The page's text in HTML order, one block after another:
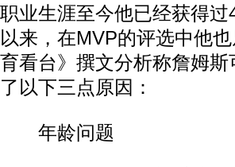
职业生涯至今他已经获得
以来，在MVP的评选中他
育看台》撰文分析称詹姆
了以下三点原因：
年龄问题